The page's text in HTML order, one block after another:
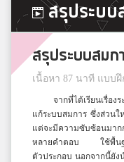
สรุประบบ
สรุประบบสม
เนื้อหา 87 นาที แบบ
จากที่ได้เรียนเรื่อง
แก้ระบบสมการ ซึ่งส่วนใ
แต่จะมีความซับซ้อนมา
หลายคำตอบ ใช้พื้นฐ
ตัวประกอบ นอกจากนี้ยั